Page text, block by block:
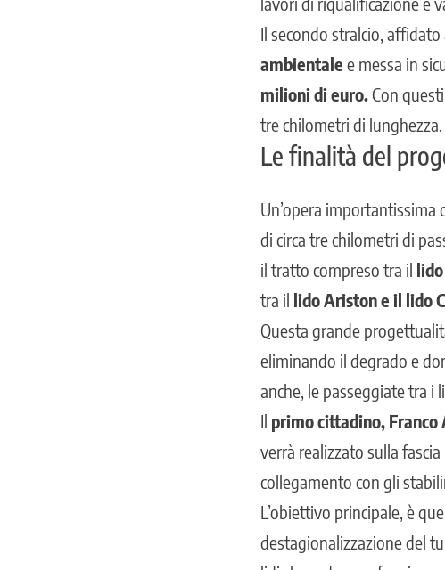
Il secondo stralcio,
ambientale e messa in
milioni di euro.Con
tre chilometri di lunghezza.
Le finalità del
Un’opera
di circa tre chilometri di
il tratto compreso tra il
tra il lido Ariston e il lido
Questa grande
eliminando il degrado e
anche, le passeggiate tra i
Il primo cittadino,
verrà realizzato sulla
collegamento con gli
L’obiettivo principale, è
destagionalizzazione del